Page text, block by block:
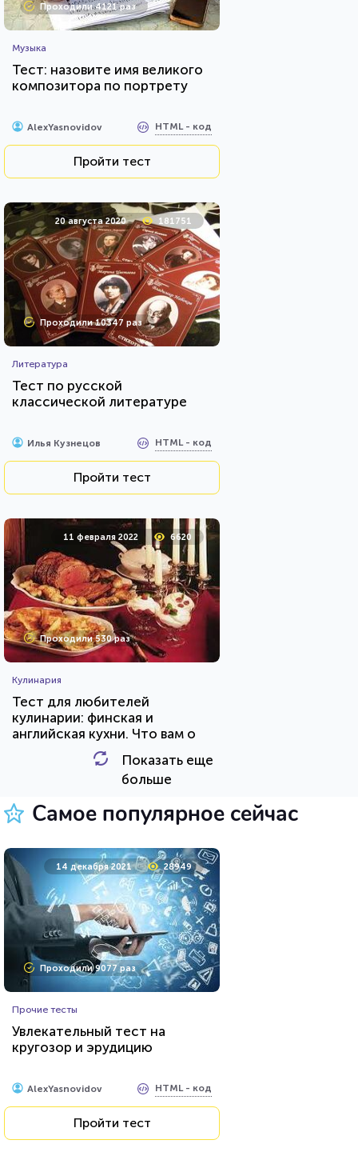
Проходили 4121 раз
Музыка
Тест: назовите имя великого
композитора по портрету
AlexYasnovidov HTML - код
Пройти тест
20 августа 2020 181751
Проходили 10347 раз
Литература
Тест по русской
классической литературе
Илья Кузнецов HTML - код
Пройти тест
11 февраля 2022 6620
Проходили 530 раз
Кулинария
Тест для любителей
кулинарии: финская и
английская кухни. Что вам о
них известно?
AlexYasnovidov HTML - код
23 марта 2021 219784
Проходили 74649 раз
Психология
Тест на умственную
отсталость
Пройти тест
Показать еще
больше
Самое популярное сейчас
14 декабря 2021 28949
Проходили 9077 раз
Прочие тесты
Увлекательный тест на
кругозор и эрудицию
AlexYasnovidov HTML - код
Пройти тест